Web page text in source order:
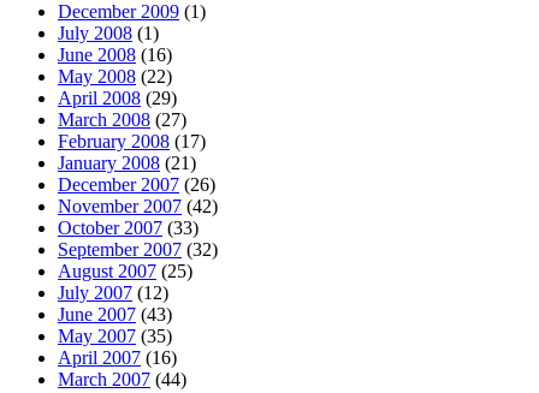
December 2009 (1)
July 2008 (1)
June 2008 (16)
May 2008 (22)
April 2008 (29)
March 2008 (27)
February 2008 (17)
January 2008 (21)
December 2007 (26)
November 2007 (42)
October 2007 (33)
September 2007 (32)
August 2007 (25)
July 2007 (12)
June 2007 (43)
May 2007 (35)
April 2007 (16)
March 2007 (44)